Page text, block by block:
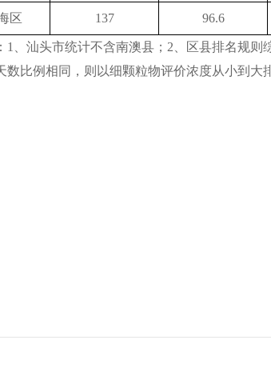
区 137 96.6
汕头市统计不含南澳县；2、区县排名规则
数比例相同，则以细颗粒物评价浓度从小到大